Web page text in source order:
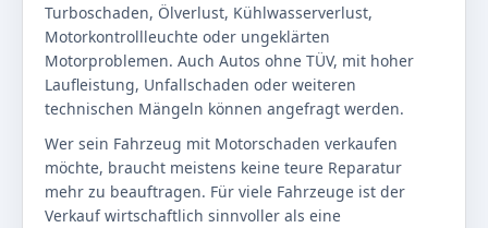
Turboschaden, Ölverlust, Kühlwasserverlust,
Motorkontrollleuchte oder ungeklärten
Motorproblemen. Auch Autos ohne TÜV, mit hoher
Laufleistung, Unfallschaden oder weiteren
technischen Mängeln können angefragt werden.
Wer sein Fahrzeug mit Motorschaden verkaufen
möchte, braucht meistens keine teure Reparatur
mehr zu beauftragen. Für viele Fahrzeuge ist der
Verkauf wirtschaftlich sinnvoller als eine